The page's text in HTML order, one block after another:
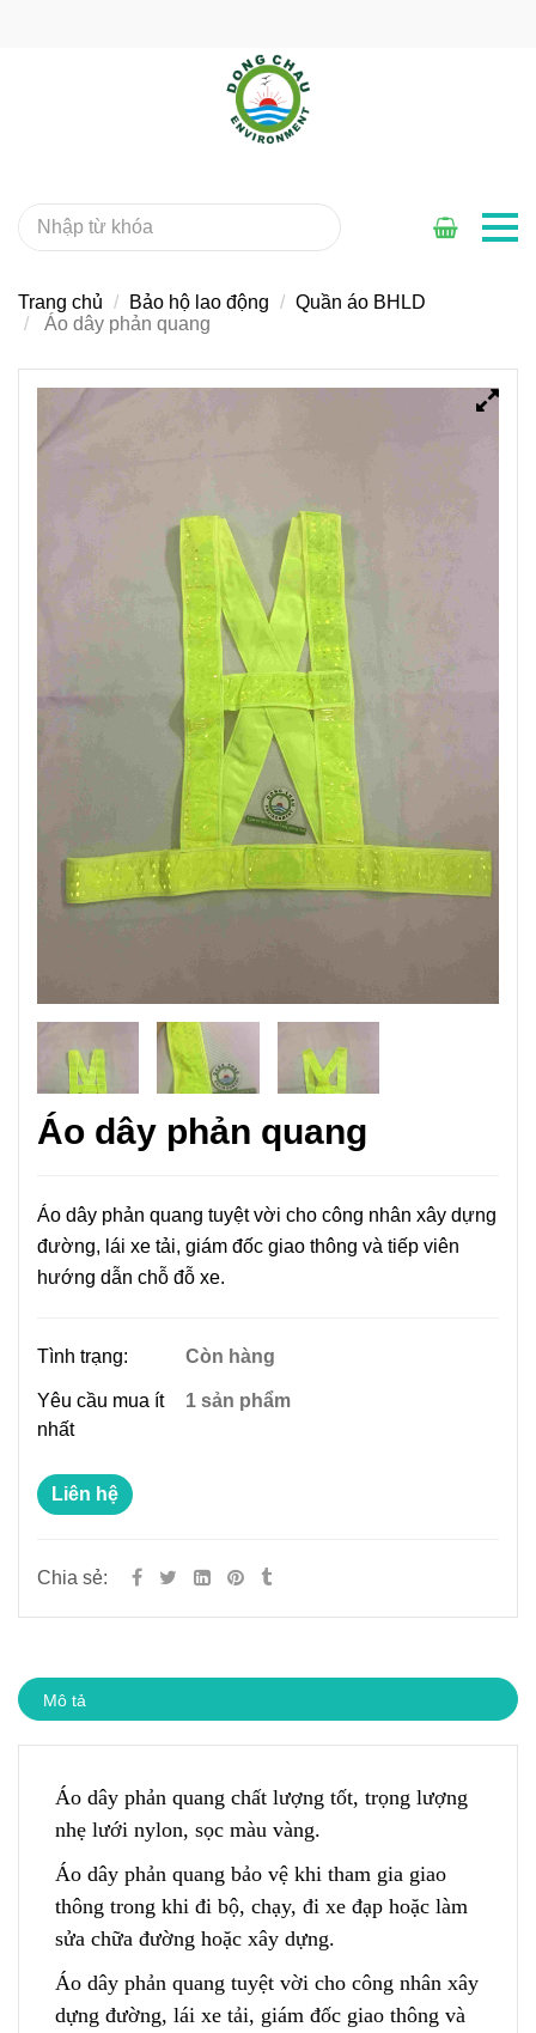
Áo dây phản quang
Áo dây phản quang tuyệt vời cho công nhân xây dựng
đường, lái xe tải, giám đốc giao thông và tiếp viên
hướng dẫn chỗ đỗ xe.
Tình trạng: Còn hàng
Yêu cầu mua ít
nhất
1 sản phẩm
Liên hệ
Chia sẻ:
Mô tả
Áo dây phản quang chất lượng tốt, trọng lượng
nhẹ lưới nylon, sọc màu vàng.
Áo dây phản quang bảo vệ khi tham gia giao
thông trong khi đi bộ, chạy, đi xe đạp hoặc làm
sửa chữa đường hoặc xây dựng.
Áo dây phản quang tuyệt vời cho công nhân xây
dựng đường, lái xe tải, giám đốc giao thông và
Trang chủ Bảo hộ lao động
Quần áo BHLD
Áo dây phản quang